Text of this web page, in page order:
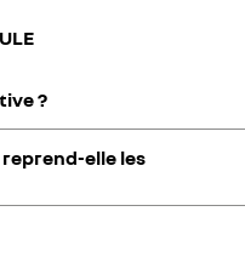
?
versions. Il s'agit du
l'histoire de Renault, limité
reprend-elle les
de R5 : pare-brise,